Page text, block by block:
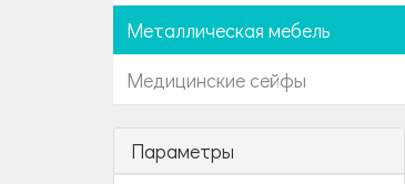
Металлическая мебель
Медицинские сейфы
Параметры